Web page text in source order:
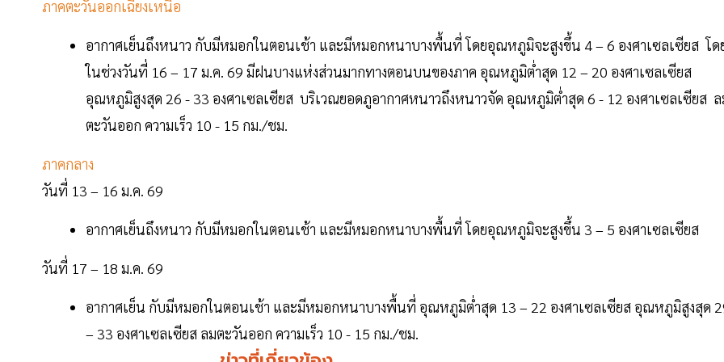
ภาคตะวันออกเฉียงเหนือ
อากาศเย็นถึงหนาว กับมีหมอกในตอนเช้า และมีหมอกหนาบางพื้นที่ โดยอุณหภูมิจะสูงขึ้น 4 – 6 องศาเซลเซียส โด
ในช่วงวันที่ 16 – 17 ม.ค. 69 มีฝนบางแห่งส่วนมากทางตอนบนของภาค อุณหภูมิต่ำสุด 12 – 20 องศาเซลเซียส
อุณหภูมิสูงสุด 26 - 33 องศาเซลเซียส บริเวณยอดภูอากาศหนาวถึงหนาวจัด อุณหภูมิต่ำสุด 6 - 12 องศาเซลเซียส
ตะวันออก ความเร็ว 10 - 15 กม./ชม.
ภาคกลาง
วันที่ 13 – 16 ม.ค. 69
อากาศเย็นถึงหนาว กับมีหมอกในตอนเช้า และมีหมอกหนาบางพื้นที่ โดยอุณหภูมิจะสูงขึ้น 3 – 5 องศาเซลเซียส
วันที่ 17 – 18 ม.ค. 69
อากาศเย็น กับมีหมอกในตอนเช้า และมีหมอกหนาบางพื้นที่ อุณหภูมิต่ำสุด 13 – 22 องศาเซลเซียส อุณหภูมิสูงสุด
– 33 องศาเซลเซียส ลมตะวันออก ความเร็ว 10 - 15 กม./ชม.